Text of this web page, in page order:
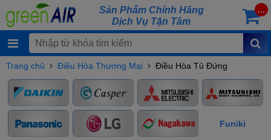
Sản Phẩm Chính Hãng
Dịch Vụ Tận Tâm
...
Trang chủ Điều Hòa Thương Mại Điều Hòa Tủ Đứng
Funiki